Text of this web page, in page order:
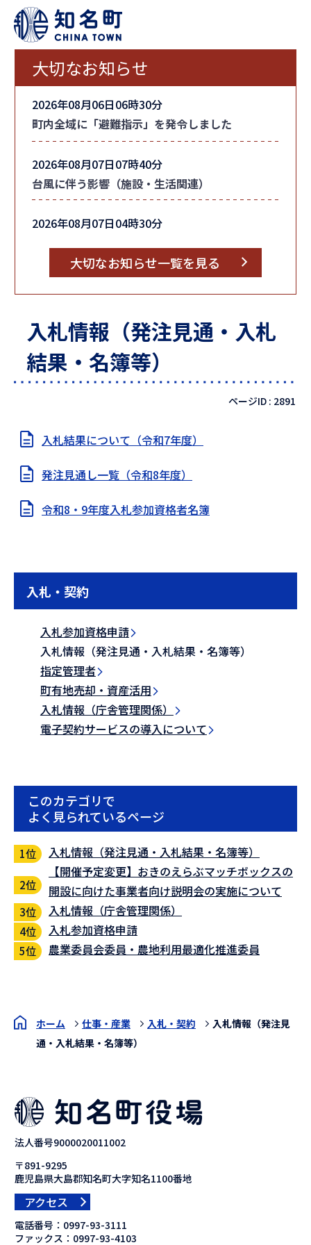
大切なお知らせ
2026年08月06日06時30分
町内全域に「避難指示」を発令しました
2026年08月07日07時40分
台風に伴う影響（施設・生活関連）
2026年08月07日04時30分
大切なお知らせ一覧を見る
入札情報（発注見通・入札
結果・名簿等）
ページID : 2891
入札結果について（令和7年度）
発注見通し一覧（令和8年度）
令和8・9年度入札参加資格者名簿
入札・契約
入札参加資格申請
入札情報（発注見通・入札結果・名簿等）
指定管理者
町有地売却・資産活用
入札情報（庁舎管理関係）
電子契約サービスの導入について
このカテゴリで
よく見られているページ
入札情報（発注見通・入札結果・名簿等）
【開催予定変更】おきのえらぶマッチボックスの
開設に向けた事業者向け説明会の実施について
入札情報（庁舎管理関係）
入札参加資格申請
農業委員会委員・農地利用最適化推進委員
ホーム 仕事・産業 入札・契約
入札情報（発注見
通・入札結果・名簿等）
法人番号9000020011002
〒891-9295
鹿児島県大島郡知名町大字知名1100番地
アクセス
電話番号： 0997-93-3111
ファックス： 0997-93-4103